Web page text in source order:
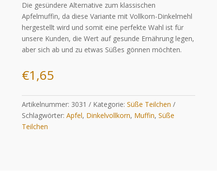
Die gesündere Alternative zum klassischen
Apfelmuffin, da diese Variante mit Vollkorn-Dinkelmehl
hergestellt wird und somit eine perfekte Wahl ist für
unsere Kunden, die Wert auf gesunde Ernährung legen,
aber sich ab und zu etwas Süßes gönnen möchten.
€1,65
Artikelnummer: 3031 Kategorie: Süße Teilchen
Schlagwörter: Apfel, Dinkelvollkorn, Muffin, Süße
Teilchen